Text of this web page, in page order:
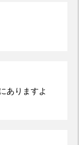
ありますよ